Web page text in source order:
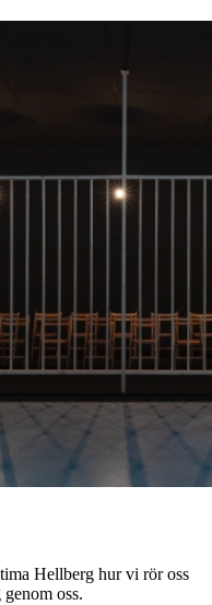
Hellberg hur vi rör oss
oss.